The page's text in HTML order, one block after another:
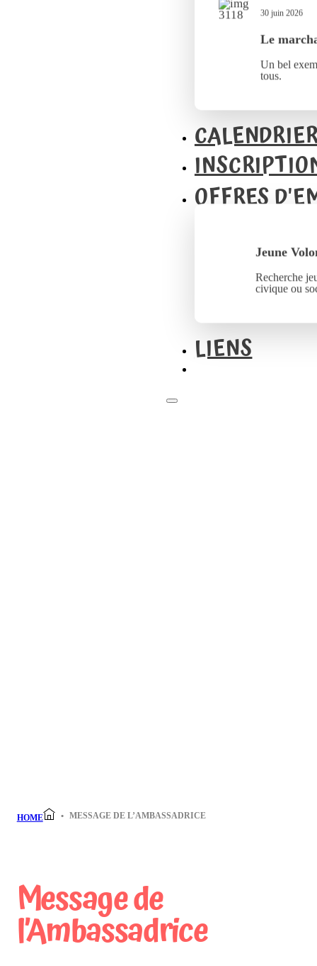
30 juin 2026
Le
Un bel
tous.
OFFRES
Jeune
Recherche
civique ou
LIENS
HOME MESSAGE DE L’AMBASSADRICE
Message de
l’Ambassadrice